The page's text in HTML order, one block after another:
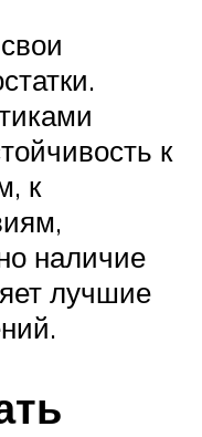
к
к
наличие
лучшие